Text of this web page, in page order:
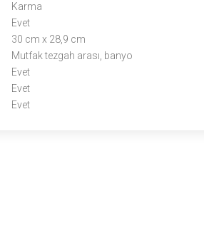
Karma
Evet
30 cm x 28,9 cm
Mutfak tezgah arası, banyo
Evet
Evet
Evet